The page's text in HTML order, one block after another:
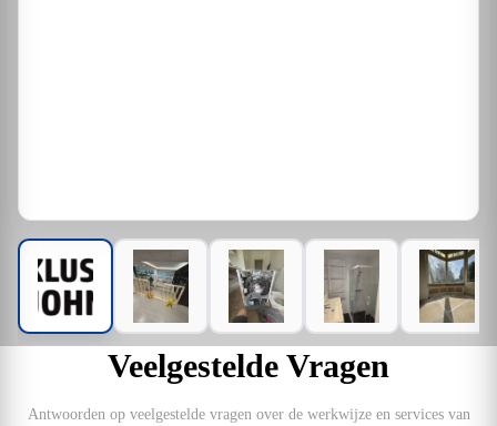
Veelgestelde Vragen
Antwoorden op veelgestelde vragen over de werkwijze en services van